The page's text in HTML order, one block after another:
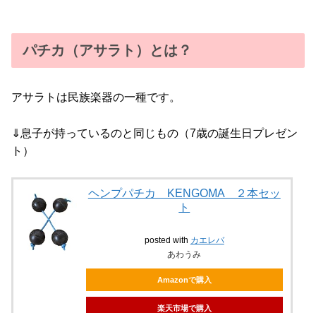
パチカ（アサラト）とは？
アサラトは民族楽器の一種です。
⇓息子が持っているのと同じもの（7歳の誕生日プレゼン
ト）
ヘンプパチカ KENGOMA ２本セッ
ト
posted with カエレバ
あわうみ
Amazonで購入
楽天市場で購入